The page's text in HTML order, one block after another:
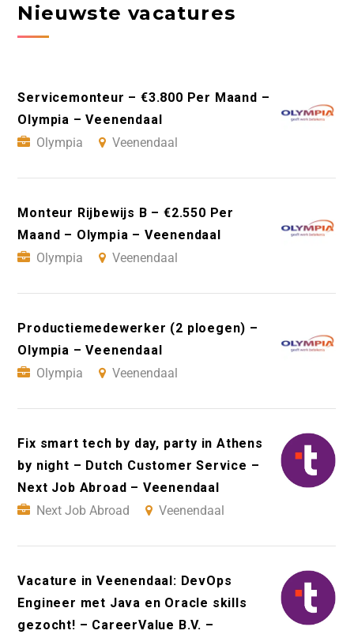
Nieuwste vacatures
Servicemonteur – €3.800 Per Maand –
Olympia – Veenendaal
Olympia
Veenendaal
Monteur Rijbewijs B – €2.550 Per
Maand – Olympia – Veenendaal
Olympia
Veenendaal
Productiemedewerker (2 ploegen) –
Olympia – Veenendaal
Olympia
Veenendaal
Fix smart tech by day, party in Athens
by night – Dutch Customer Service –
Next Job Abroad – Veenendaal
Next Job Abroad
Veenendaal
Vacature in Veenendaal: DevOps
Engineer met Java en Oracle skills
gezocht! – CareerValue B.V. –